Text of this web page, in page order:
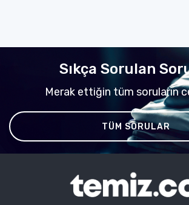
Sıkça Sorulan
Merak ettiğin tüm soruların
TÜM SORULAR